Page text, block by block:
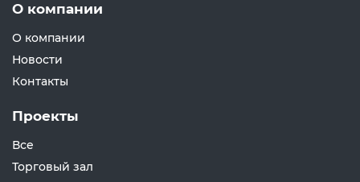
О компании
О компании
Новости
Контакты
Проекты
Все
Торговый зал